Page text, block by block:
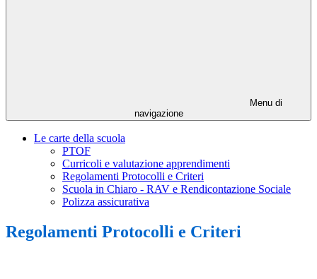
Menu di
navigazione
Le carte della scuola
PTOF
Curricoli e valutazione apprendimenti
Regolamenti Protocolli e Criteri
Scuola in Chiaro - RAV e Rendicontazione Sociale
Polizza assicurativa
Regolamenti Protocolli e Criteri